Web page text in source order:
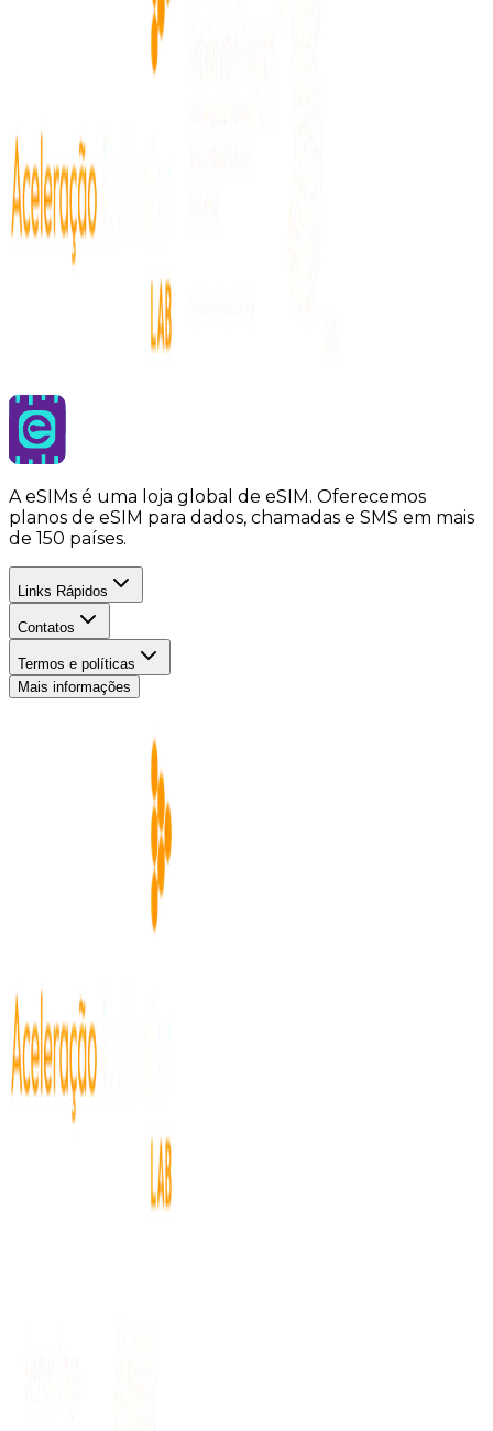
A eSIMs é uma loja global de eSIM. Oferecemos
planos de eSIM para dados, chamadas e SMS em mais
de 150 países.
Links Rápidos
Contatos
Termos e políticas
Mais informações